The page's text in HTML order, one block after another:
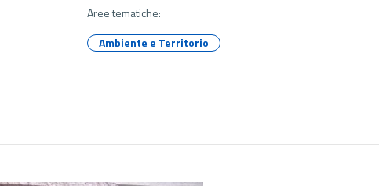
Aree tematiche:
Ambiente e Territorio